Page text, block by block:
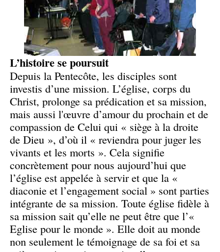
L’histoire se poursuit
Depuis la Pentecôte, les disciples sont
investis d’une mission. L’église, corps du
Christ, prolonge sa prédication et sa mission,
mais aussi l'œuvre d’amour du prochain et de
compassion de Celui qui « siège à la droite
de Dieu », d’où il « reviendra pour juger les
vivants et les morts ». Cela signifie
concrètement pour nous aujourd’hui que
l’église est appelée à servir et que la «
diaconie et l’engagement social » sont parties
intégrante de sa mission. Toute église fidèle à
sa mission sait qu’elle ne peut être que l’«
Eglise pour le monde ». Elle doit au monde
non seulement le témoignage de sa foi et sa